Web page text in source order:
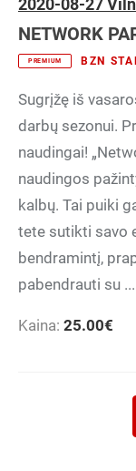
NETWORK
PREMIUM BZN
Sugrįžę iš
darbų sezonui.
naudingai!
naudingos
kalbų. Tai puiki
tete sutikti savo
bendramintį,
pabendrauti su ...
Kaina: 25.00€